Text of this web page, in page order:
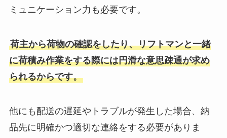
ミュニケーション力も必要です。
荷主から荷物の確認をしたり、リフトマンと一緒
に荷積み作業をする際には円滑な意思疎通が求め
られるからです。
他にも配送の遅延やトラブルが発生した場合、納
品先に明確かつ適切な連絡をする必要がありま